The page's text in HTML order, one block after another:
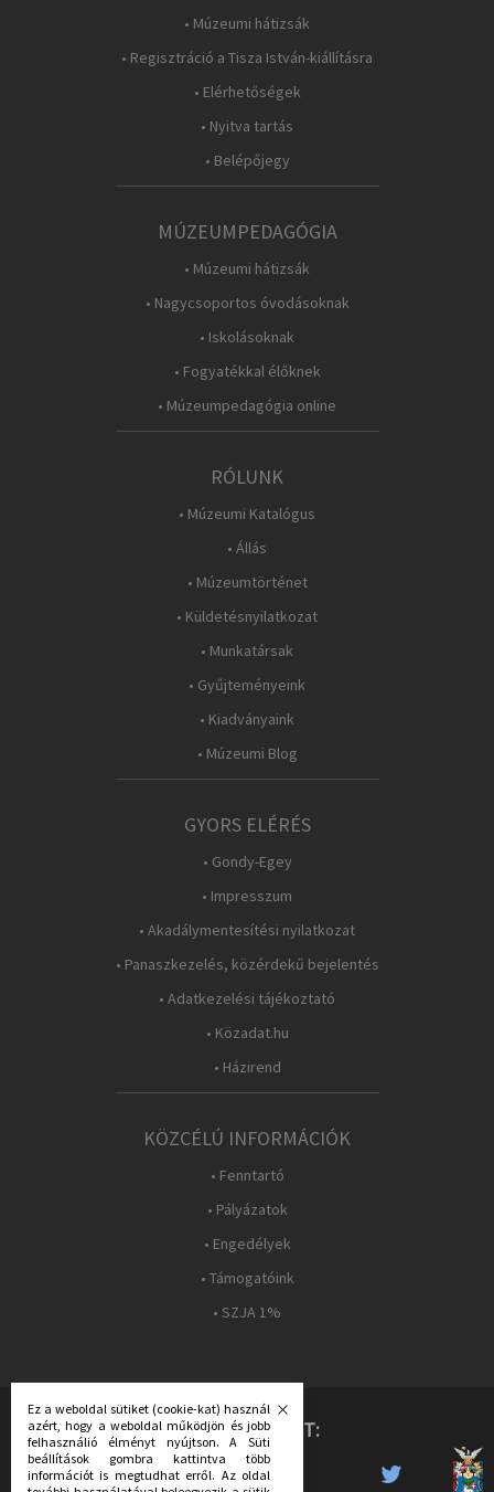
• Múzeumi hátizsák
• Regisztráció a Tisza István-kiállításra
• Elérhetőségek
• Nyitva tartás
• Belépőjegy
MÚZEUMPEDAGÓGIA
• Múzeumi hátizsák
• Nagycsoportos óvodásoknak
• Iskolásoknak
• Fogyatékkal élőknek
• Múzeumpedagógia online
RÓLUNK
• Múzeumi Katalógus
• Állás
• Múzeumtörténet
• Küldetésnyilatkozat
• Munkatársak
• Gyűjteményeink
• Kiadványaink
• Múzeumi Blog
GYORS ELÉRÉS
• Gondy-Egey
• Impresszum
• Akadálymentesítési nyilatkozat
• Panaszkezelés, közérdekű bejelentés
• Adatkezelési tájékoztató
• Közadat.hu
• Házirend
KÖZCÉLÚ INFORMÁCIÓK
• Fenntartó
• Pályázatok
• Engedélyek
• Támogatóink
• SZJA 1%
KÖVESS MINKET:
Ez a weboldal sütiket (cookie-kat) használ
azért, hogy a weboldal működjön és jobb
felhasználió élményt nyújtson. A Süti
beállítások gombra kattintva több
információt is megtudhat erről. Az oldal